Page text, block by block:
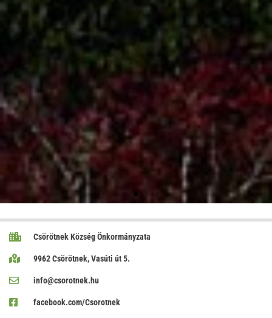
Csörötnek Község Önkormányzata
9962 Csörötnek, Vasúti út 5.
info@csorotnek.hu
facebook.com/Csorotnek